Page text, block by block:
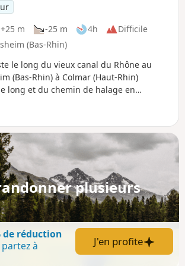
+25 m -25 m 4h
Difficile
(Bas-Rhin)
le long du vieux canal du Rhône au
(Bas-Rhin) à Colmar (Haut-Rhin)
long et du chemin de halage en
Chemin retour sur le même
plusieurs
de réduction
à
J'en profite